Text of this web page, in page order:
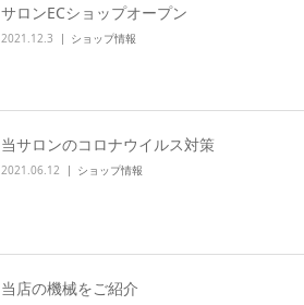
サロンECショップオープン
2021.12.3 ショップ情報
当サロンのコロナウイルス対策
2021.06.12 ショップ情報
当店の機械をご紹介